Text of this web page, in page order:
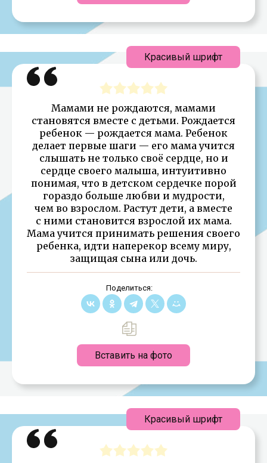
Мамами не рождаются, мамами
становятся вместе с детьми. Рождается
ребенок — рождается мама. Ребенок
делает первые шаги — его мама учится
слышать не только своё сердце, но и
сердце своего малыша, интуитивно
понимая, что в детском сердечке порой
гораздо больше любви и мудрости,
чем во взрослом. Растут дети, а вместе
с ними становится взрослой их мама.
Мама учится принимать решения своего
ребенка, идти наперекор всему миру,
защищая сына или дочь.
Поделиться:
Вставить на фото
Красивый шрифт
Красивый шрифт